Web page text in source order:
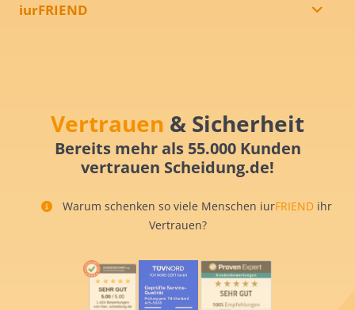
iurFRIEND
Vertrauen & Sicherheit
Bereits mehr als 55.000 Kunden
vertrauen Scheidung.de!
Warum schenken so viele Menschen iurFRIEND ihr
Vertrauen?